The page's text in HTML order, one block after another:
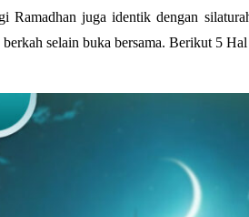
Ramadhan juga identik dengan
selain buka bersama. Berikut 5